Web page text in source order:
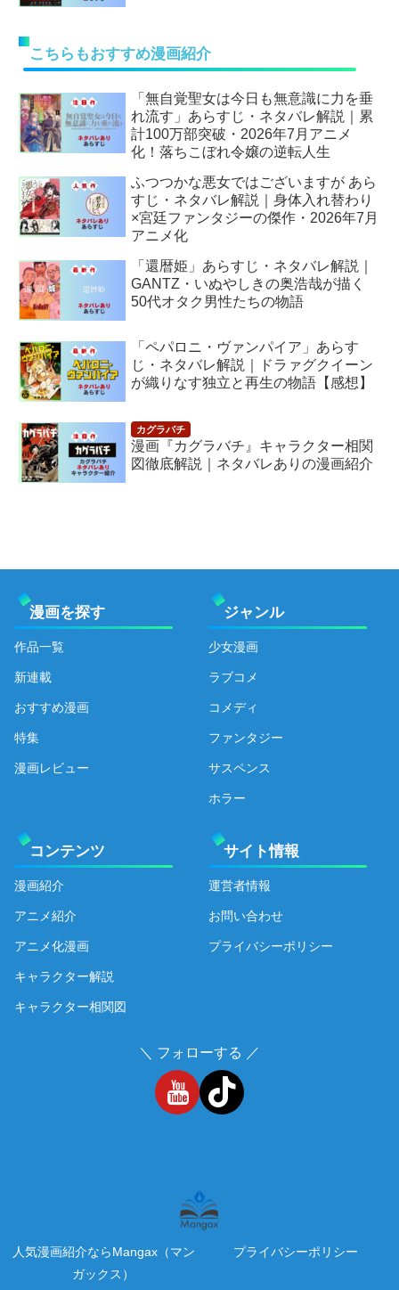
こちらもおすすめ漫画紹介
「無自覚聖女は今日も無意識に力を垂
れ流す」あらすじ・ネタバレ解説｜累
計100万部突破・2026年7月アニメ
化！落ちこぼれ令嬢の逆転人生
ふつつかな悪女ではございますが あら
すじ・ネタバレ解説｜身体入れ替わり
×宮廷ファンタジーの傑作・2026年7月
アニメ化
「還暦姫」あらすじ・ネタバレ解説｜
GANTZ・いぬやしきの奥浩哉が描く
50代オタク男性たちの物語
「ペパロニ・ヴァンパイア」あらす
じ・ネタバレ解説｜ドラァグクイーン
が織りなす独立と再生の物語【感想】
漫画『カグラバチ』キャラクター相関
図徹底解説｜ネタバレありの漫画紹介
漫画を探す
作品一覧
新連載
おすすめ漫画
特集
漫画レビュー
ジャンル
少女漫画
ラブコメ
コメディ
ファンタジー
サスペンス
ホラー
コンテンツ
漫画紹介
アニメ紹介
アニメ化漫画
キャラクター解説
キャラクター相関図
サイト情報
運営者情報
お問い合わせ
プライバシーポリシー
＼ フォローする ／
人気漫画紹介ならMangax（マン
ガックス）
プライバシーポリシー